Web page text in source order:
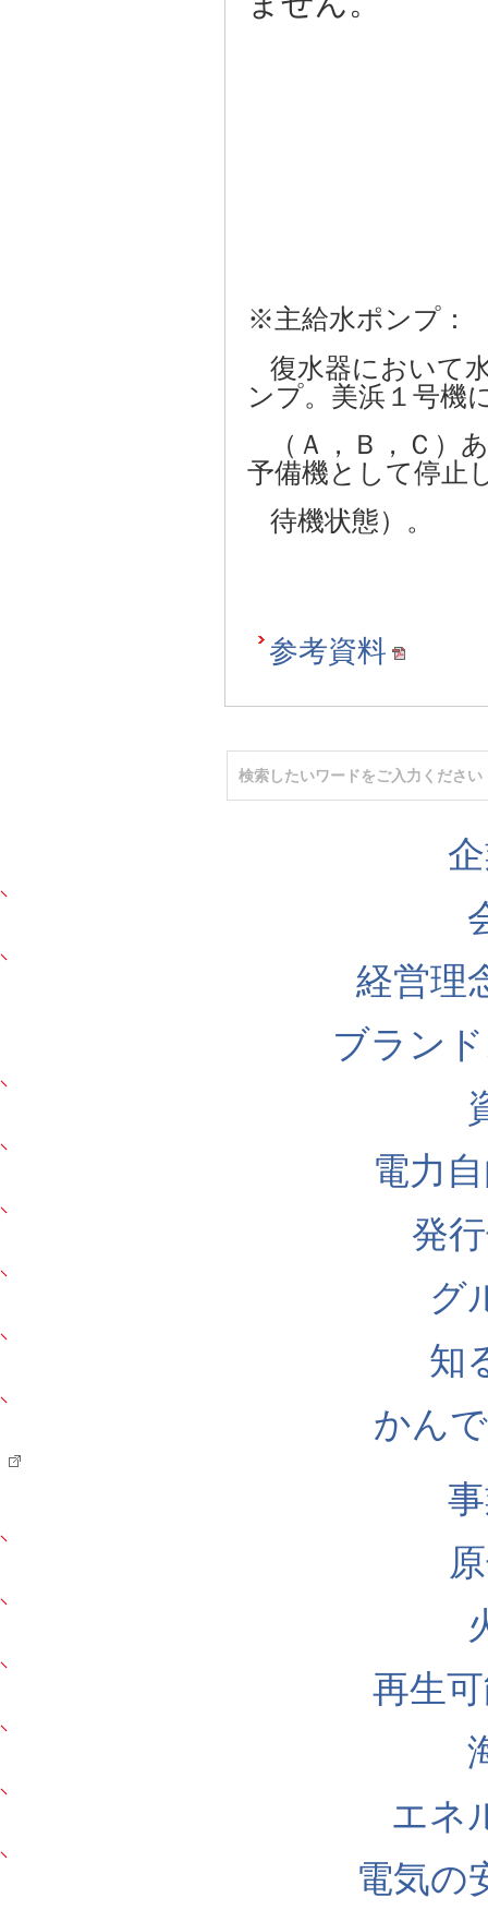
※主給水ポンプ：
復水器において
ンプ。美浜１号機
（Ａ，Ｂ，Ｃ）
予備機として停止
待機状態）。
参考資料
経営理
ブラン
電力
発
グ
知
かん
再生
エネ
電気の